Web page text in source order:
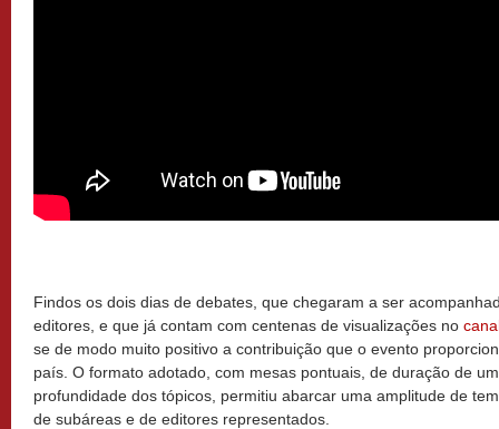
Findos os dois dias de debates, que chegaram a ser
editores, e que já contam com centenas de visualizações no
se de modo muito positivo a contribuição que o evento
país. O formato adotado, com mesas pontuais, de duração de
profundidade dos tópicos, permitiu abarcar uma amplitude de
de subáreas e de editores representados.